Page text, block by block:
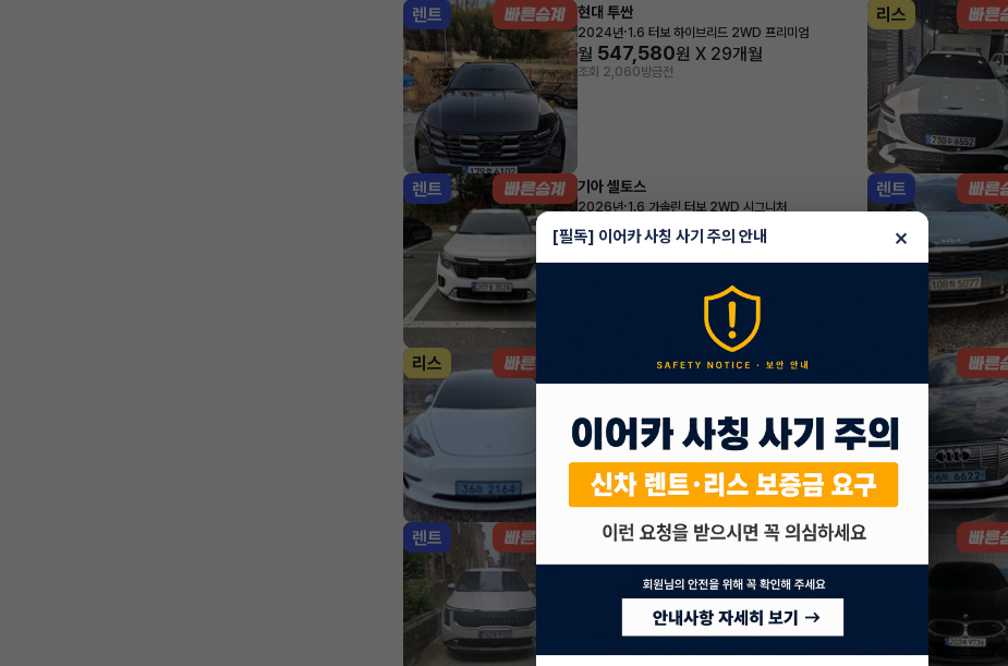
렌트 현대 투싼
2024년·1.6 터보 하이브리드 2WD 프리미엄
월 547,580원 X 29개월
조회 2,060방금전
리스
렌트 기아 셀토스
2026년·1.6 가솔린 터보 2WD 시그니처
월 532,180 원 X 47개월
지원금 1,000,000원
조회 1,350방금전
렌트
리스 테슬라 모델 3
2022년·AWD Long Range
조회 3,610 1시간 전
렌트 기아 카니발
798,500원 X56개월
7,000,000원
1시간 전
[필독] 이어카 사칭 사기 주의 안내 ×